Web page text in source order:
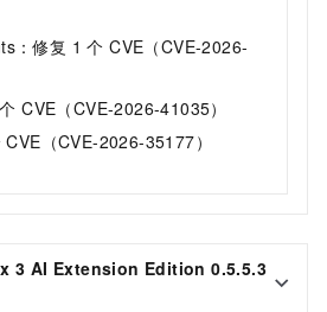
：修复 1 个 CVE（CVE-2026-
CVE（CVE-2026-41035）
（CVE-2026-35177）
3 AI Extension Edition 0.5.5.3